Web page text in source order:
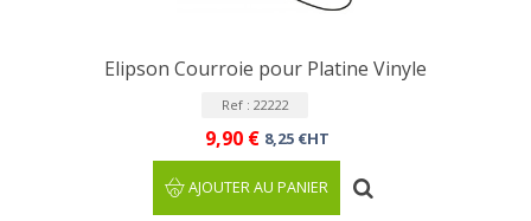
Elipson Courroie pour Platine Vinyle
Ref : 22222
9,90 € 8,25 €HT
AJOUTER AU PANIER